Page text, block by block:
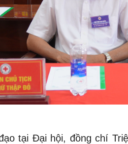
tại Đại hội, đồng chí